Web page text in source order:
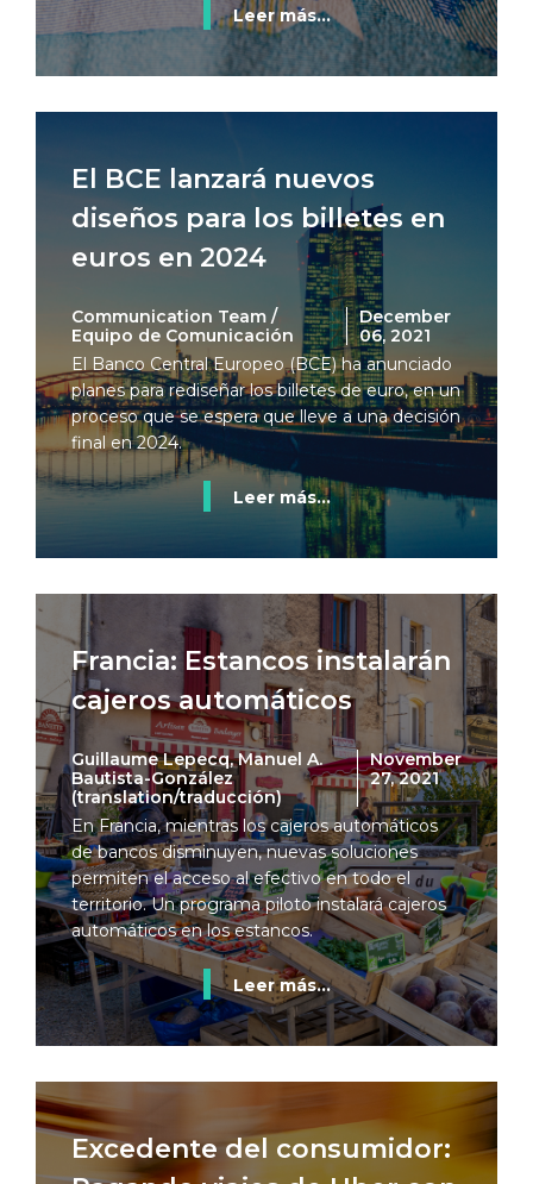
Leer más...
El BCE lanzará nuevos
diseños para los billetes en
euros en 2024
Communication Team /
Equipo de Comunicación
December
06, 2021
El Banco Central Europeo (BCE) ha anunciado
planes para rediseñar los billetes de euro, en un
proceso que se espera que lleve a una decisión
final en 2024.
Leer más...
Francia: Estancos instalarán
cajeros automáticos
Guillaume Lepecq, Manuel A.
Bautista-González
(translation/traducción)
November
27, 2021
En Francia, mientras los cajeros automáticos
de bancos disminuyen, nuevas soluciones
permiten el acceso al efectivo en todo el
territorio. Un programa piloto instalará cajeros
automáticos en los estancos.
Leer más...
Excedente del consumidor: